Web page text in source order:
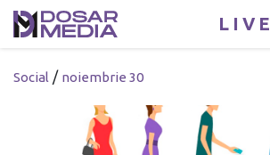
LIVE
Social / noiembrie 30